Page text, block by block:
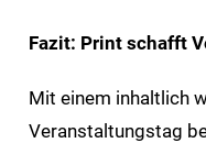
Fazit: Print schafft
Mit einem inhaltlich
Veranstaltungstag